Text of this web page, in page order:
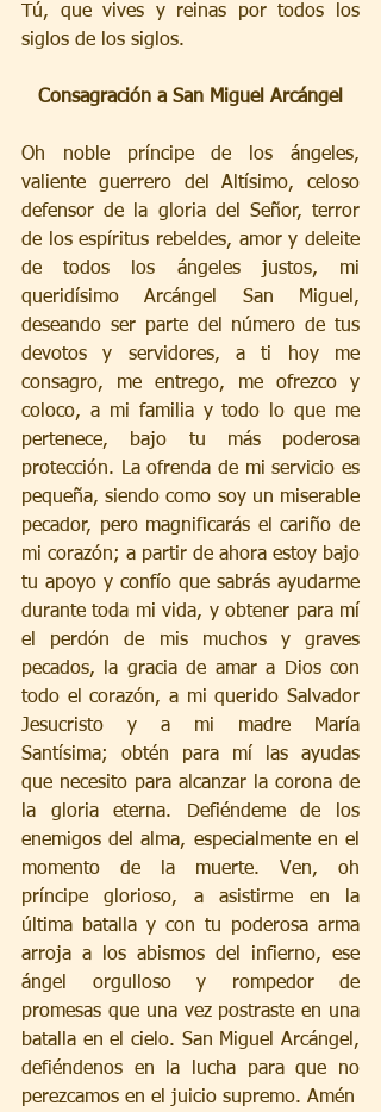
Tú, que vives y reinas por todos los
siglos de los siglos.
Consagración a San Miguel Arcángel
Oh noble príncipe de los ángeles,
valiente guerrero del Altísimo, celoso
defensor de la gloria del Señor, terror
de los espíritus rebeldes, amor y deleite
de todos los ángeles justos, mi
queridísimo Arcángel San Miguel,
deseando ser parte del número de tus
devotos y servidores, a ti hoy me
consagro, me entrego, me ofrezco y
coloco, a mi familia y todo lo que me
pertenece, bajo tu más poderosa
protección. La ofrenda de mi servicio es
pequeña, siendo como soy un miserable
pecador, pero magnificarás el cariño de
mi corazón; a partir de ahora estoy bajo
tu apoyo y confío que sabrás ayudarme
durante toda mi vida, y obtener para mí
el perdón de mis muchos y graves
pecados, la gracia de amar a Dios con
todo el corazón, a mi querido Salvador
Jesucristo y a mi madre María
Santísima; obtén para mí las ayudas
que necesito para alcanzar la corona de
la gloria eterna. Defiéndeme de los
enemigos del alma, especialmente en el
momento de la muerte. Ven, oh
príncipe glorioso, a asistirme en la
última batalla y con tu poderosa arma
arroja a los abismos del infierno, ese
ángel orgulloso y rompedor de
promesas que una vez postraste en una
batalla en el cielo. San Miguel Arcángel,
defiéndenos en la lucha para que no